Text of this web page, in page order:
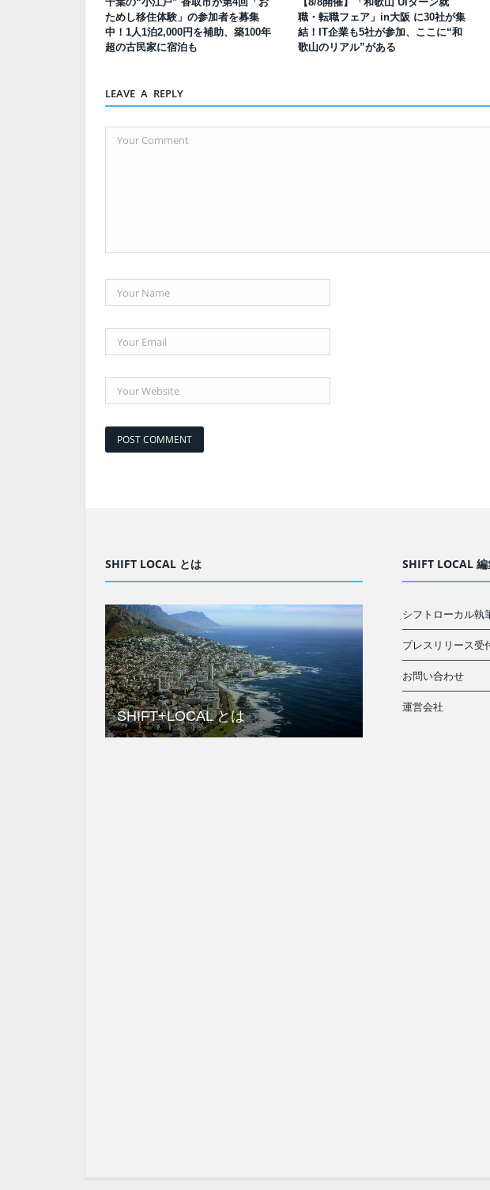
ためし移住体験」の参加者を募集
中！1人1泊2,000円を補助、築100年
超の古民家に宿泊も
職・転職フェア」in大阪 に30社が集
結！IT企業も5社が参加、ここに“和
歌山のリアル”がある
LEAVE A REPLY
千葉の“
人1泊
岡山市
企業訪
学生対
ステム
利用者
ビゲー
愛知県
リー層
【6/27
体に加
【6/20
ンジニ
【6/13
6/6には
SHIFT LOCAL とは
SHIFT+LOCAL とは
SHIFT LOCAL
シフトローカル執
プレスリリース受
お問い合わせ
運営会社